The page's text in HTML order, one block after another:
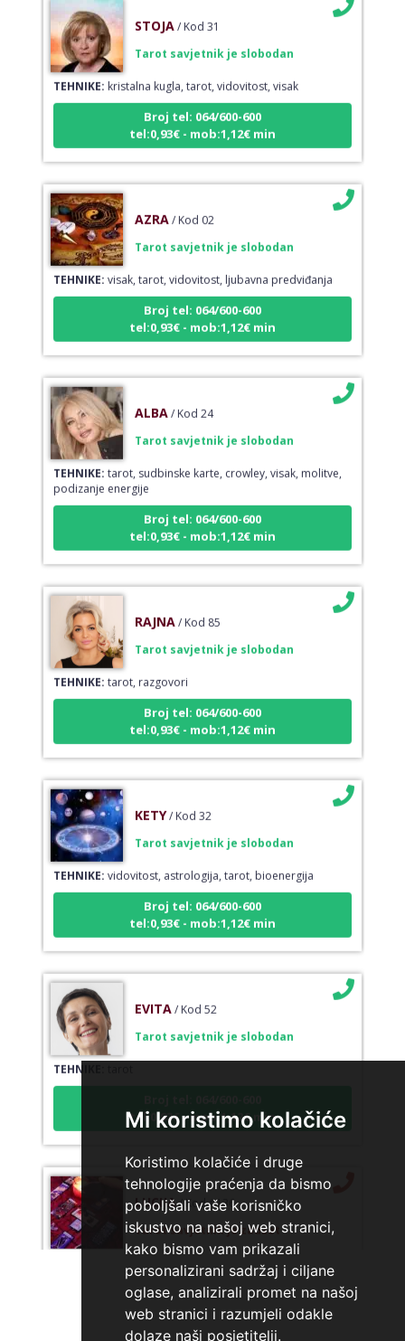
Mi koristimo kolačiće
Koristimo kolačiće i druge
tehnologije praćenja da bismo
poboljšali vaše korisničko
iskustvo na našoj web stranici,
kako bismo vam prikazali
personalizirani sadržaj i ciljane
oglase, analizirali promet na našoj
web stranici i razumjeli odakle
dolaze naši posjetitelji.
STOJA / Kod 31
Tarot savjetnik je slobodan
TEHNIKE:kristalna kugla, tarot, vidovitost, visak
Broj tel: 064/600-600
tel:0,93€ - mob:1,12€ min
AZRA / Kod 02
Tarot savjetnik je slobodan
TEHNIKE:visak, tarot, vidovitost, ljubavna predviđanja
Broj tel: 064/600-600
tel:0,93€ - mob:1,12€ min
ALBA / Kod 24
Tarot savjetnik je slobodan
TEHNIKE:tarot, sudbinske karte, crowley, visak, molitve,
podizanje energije
Broj tel: 064/600-600
tel:0,93€ - mob:1,12€ min
RAJNA / Kod 85
Tarot savjetnik je slobodan
TEHNIKE:tarot, razgovori
Broj tel: 064/600-600
tel:0,93€ - mob:1,12€ min
KETY / Kod 32
Tarot savjetnik je slobodan
TEHNIKE:vidovitost, astrologija, tarot, bioenergija
Broj tel: 064/600-600
tel:0,93€ - mob:1,12€ min
EVITA / Kod 52
Tarot savjetnik je slobodan
TEHNIKE:tarot
tel:0,93€ - mob:1,12€ min
LUCIJA / Kod #136
Tarot savjetnik je zauzet
TEHNIKE: sudbinske karte, anđeoske poruke
Broj tel: 064/600-600
tel:0,93€ - mob:1,12€ min